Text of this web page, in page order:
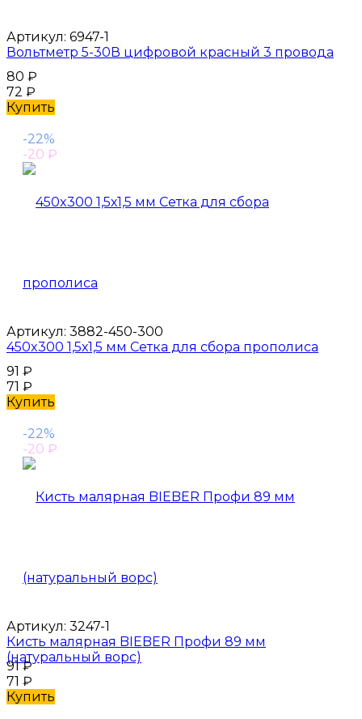
Артикул: 6947-1
Вольтметр 5-30В цифровой красный 3 провода
80 ₽
72 ₽
Купить
-22%
-20 ₽
Артикул: 3882-450-300
450x300 1,5х1,5 мм Сетка для сбора прополиса
91 ₽
71 ₽
Купить
-22%
-20 ₽
Артикул: 3247-1
Кисть малярная BIEBER Профи 89 мм
(натуральный ворс)
91₽
71 ₽
Купить